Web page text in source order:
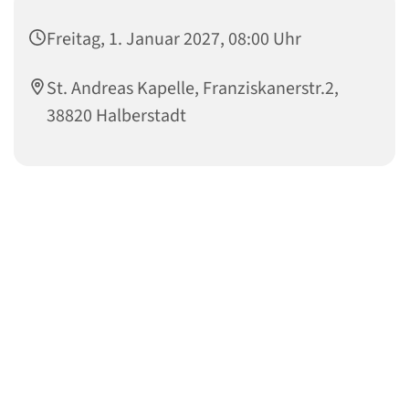
Freitag, 1. Januar 2027, 08:00 Uhr
St. Andreas Kapelle, Franziskanerstr.2,
38820 Halberstadt